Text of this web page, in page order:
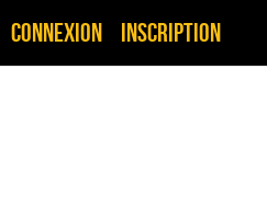
Connexion Inscription